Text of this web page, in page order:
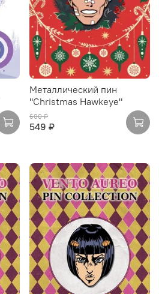
Металлический пин
"Christmas Hawkeye"
600 ₽
549 ₽